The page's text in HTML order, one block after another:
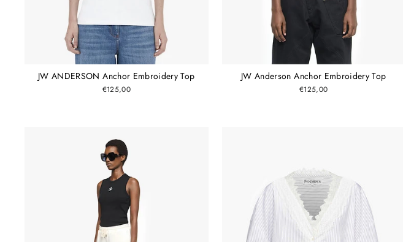
JW ANDERSON Anchor Embroidery Top
€125,00
JW Anderson Anchor Embroidery Top
€125,00